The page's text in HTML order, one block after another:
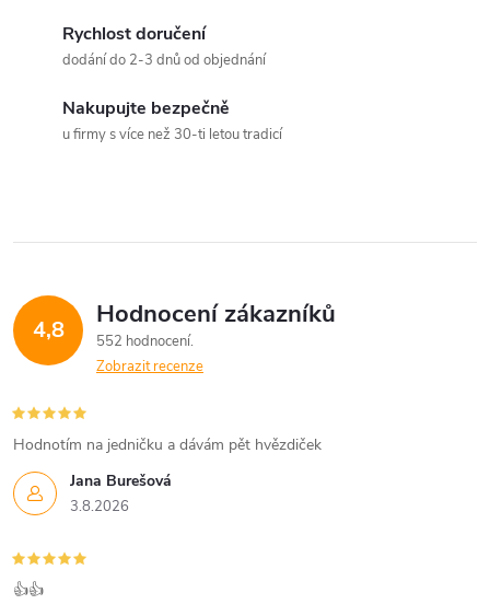
Rychlost doručení
dodání do 2-3 dnů od objednání
Nakupujte bezpečně
u firmy s více než 30-ti letou tradicí
4,8 Hodnocení zákazníků
552 hodnocení
Zobrazit recenze
Jana Burešová
3.8.2026
Hodnotím na jedničku a dávám pět hvězdiček
👍👍